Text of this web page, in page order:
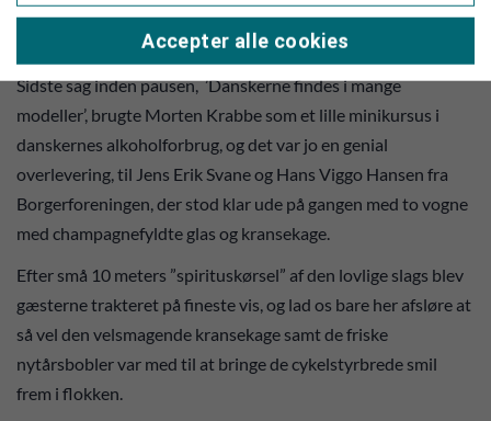
måder igen kom på hjemmebane i Thyregod, hvor han som
ung mand lod sig konfirmere.
Sidste sag inden pausen, ’Danskerne findes i mange
modeller’, brugte Morten Krabbe som et lille minikursus i
danskernes alkoholforbrug, og det var jo en genial
overlevering, til Jens Erik Svane og Hans Viggo Hansen fra
Borgerforeningen, der stod klar ude på gangen med to vogne
med champagnefyldte glas og kransekage.
Efter små 10 meters ”spirituskørsel” af den lovlige slags blev
gæsterne trakteret på fineste vis, og lad os bare her afsløre at
så vel den velsmagende kransekage samt de friske
nytårsbobler var med til at bringe de cykelstyrbrede smil
frem i flokken.
Accepter alle cookies